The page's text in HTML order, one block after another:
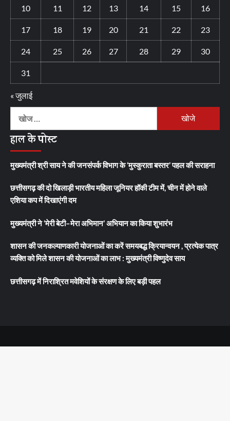
10 11 12 13 14 15 16
17 18 19 20 21 22 23
24 25 26 27 28 29 30
31
« जुलाई
निम्न
खोजें:
हाल के पोस्ट
मुख्यमंत्री श्री साय ने की जनसंपर्क विभाग के ‘मुस्कुराता बस्तर’ पहल की सराहना
छत्तीसगढ़ की दो खिलाड़ी भारतीय महिला जूनियर हॉकी टीम में, चीन में होने वाले
एशिया कप में दिखाएंगी दम
मुख्यमंत्री ने ‘मेरी बेटी–मेरा अभिमान’ अभियान का किया शुभारंभ
शासन की जनकल्याणकारी योजनाओं का करें समयबद्ध क्रियान्वयन , प्रत्येक पात्र
व्यक्ति को मिले शासन की योजनाओं का लाभ : मुख्यमंत्री विष्णुदेव साय
छत्तीसगढ़ में निराश्रित मवेशियों के संरक्षण के लिए बड़ी पहल